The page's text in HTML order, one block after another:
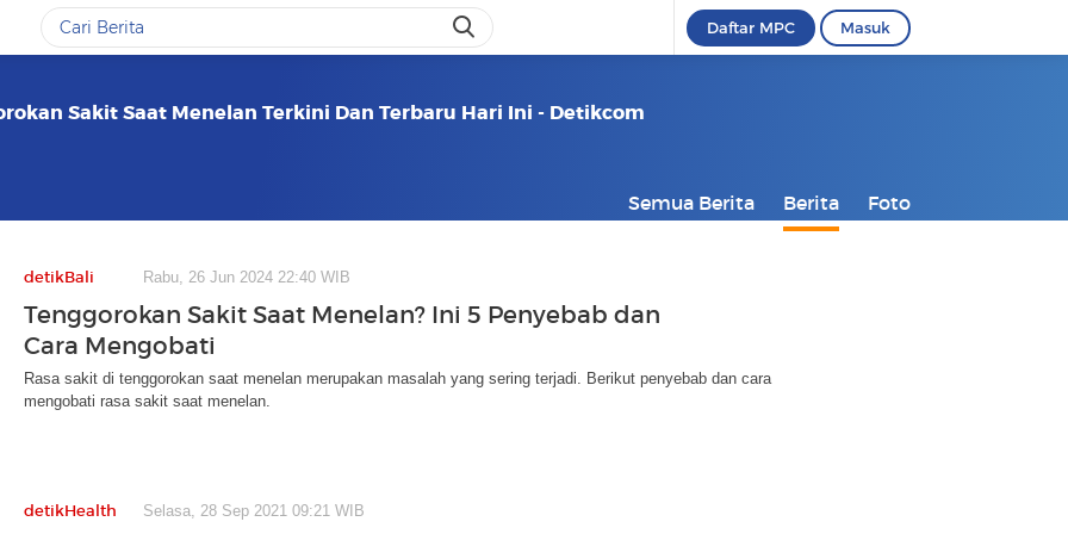
Daftar MPC Masuk
Sakit Saat Menelan Terkini Dan Terbaru Hari Ini - Detikcom
Semua Berita Berita Foto
detikBali Rabu, 26 Jun 2024 22:40 WIB
Tenggorokan Sakit Saat Menelan? Ini 5 Penyebab dan
Cara Mengobati
Rasa sakit di tenggorokan saat menelan merupakan masalah yang sering terjadi. Berikut penyebab dan cara
mengobati rasa sakit saat menelan.
detikHealth Selasa, 28 Sep 2021 09:21 WIB